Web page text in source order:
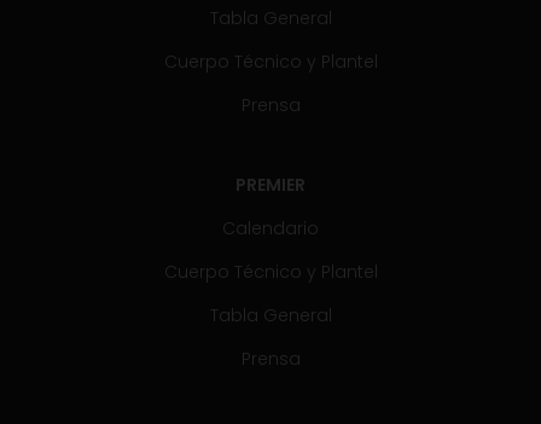
Tabla General
Cuerpo Técnico y Plantel
Prensa
PREMIER
Calendario
Cuerpo Técnico y Plantel
Tabla General
Prensa